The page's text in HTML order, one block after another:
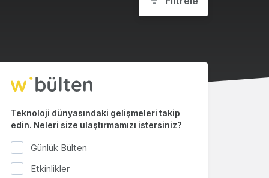
Teknoloji dünyasındaki gelişmeleri takip
edin. Neleri size ulaştırmamızı istersiniz?
Günlük Bülten
Etkinlikler